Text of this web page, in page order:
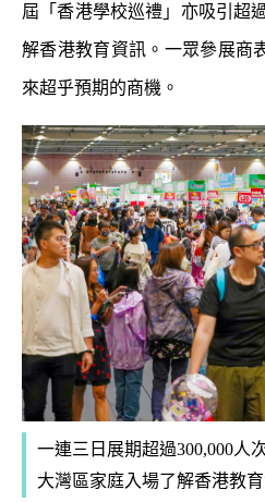
屆「香港學校巡禮」亦吸引超
解香港教育資訊。一眾參展商
來超乎預期的商機。
一連三日展期超過300,000人
大灣區家庭入場了解香港教育